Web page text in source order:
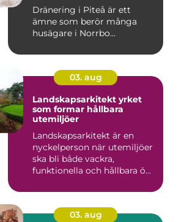
Dränering i Piteå är ett
ämne som berör många
husägare i Norrbo...
03. aug
Landskapsarkitekt yrket
som formar hållbara
utemiljöer
Landskapsarkitekt är en
nyckelperson när utemiljöer
ska bli både vackra,
funktionella och hållbara ö...
03. aug